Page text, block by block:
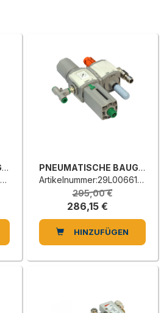
PNEUMATISCHE BAUGRUPPE
PNEUMATISCHE BAUGRUPPE
Artikelnummer:29L0066171D
295,00 €
286,15 €
HINZUFÜGEN